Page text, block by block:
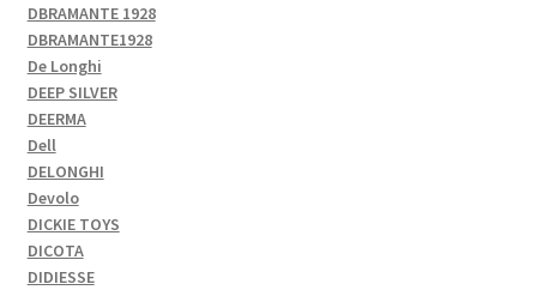
DBRAMANTE 1928
DBRAMANTE1928
De Longhi
DEEP SILVER
DEERMA
Dell
DELONGHI
Devolo
DICKIE TOYS
DICOTA
DIDIESSE